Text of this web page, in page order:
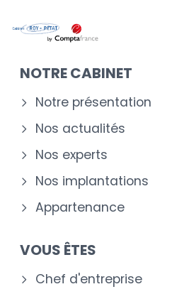
NOTRE CABINET
Notre présentation
Nos actualités
Nos experts
Nos implantations
Appartenance
VOUS ÊTES
Chef d'entreprise